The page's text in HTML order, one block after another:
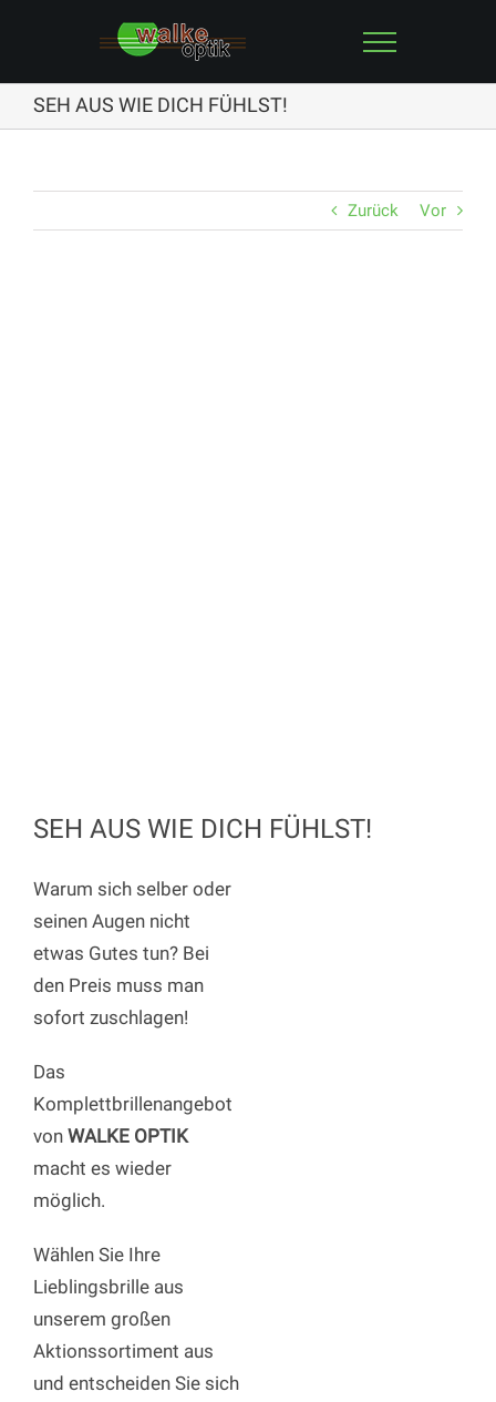
SEH AUS WIE DICH FÜHLST!
Zurück Vor
SEH AUS WIE DICH FÜHLST!
Warum sich selber oder
seinen Augen nicht
etwas Gutes tun? Bei
den Preis muss man
sofort zuschlagen!
Das
Komplettbrillenangebot
von WALKE OPTIK
macht es wieder
möglich.
Wählen Sie Ihre
Lieblingsbrille aus
unserem großen
Aktionssortiment aus
und entscheiden Sie sich